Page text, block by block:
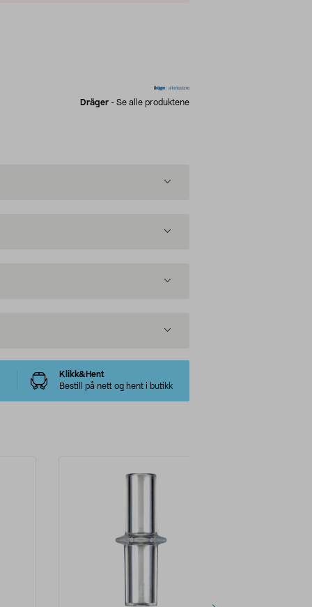
Dräger - Se alle produktene
Klikk&Hent
Bestill på nett og hent i butikk